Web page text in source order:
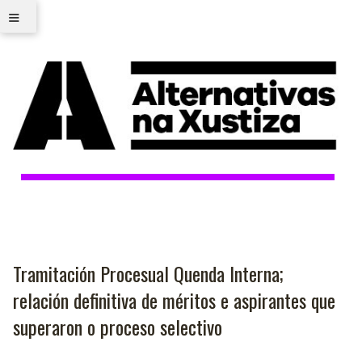
≡
Tramitación Procesual Quenda Interna;
relación definitiva de méritos e aspirantes que
superaron o proceso selectivo